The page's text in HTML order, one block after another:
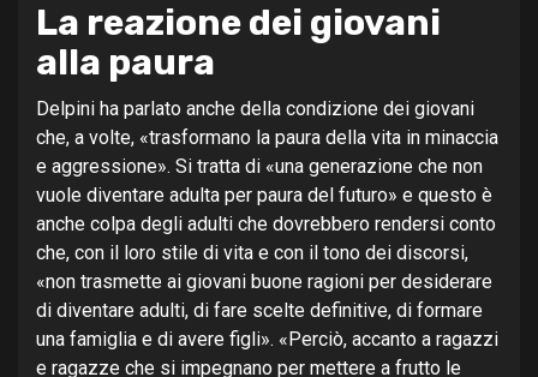
La reazione dei giovani
alla paura
Delpini ha parlato anche della condizione dei giovani
che, a volte, «trasformano la paura della vita in minaccia
e aggressione». Si tratta di «una generazione che non
vuole diventare adulta per paura del futuro» e questo è
anche colpa degli adulti che dovrebbero rendersi conto
che, con il loro stile di vita e con il tono dei discorsi,
«non trasmette ai giovani buone ragioni per desiderare
di diventare adulti, di fare scelte definitive, di formare
una famiglia e di avere figli». «Perciò, accanto a ragazzi
e ragazze che si impegnano per mettere a frutto le